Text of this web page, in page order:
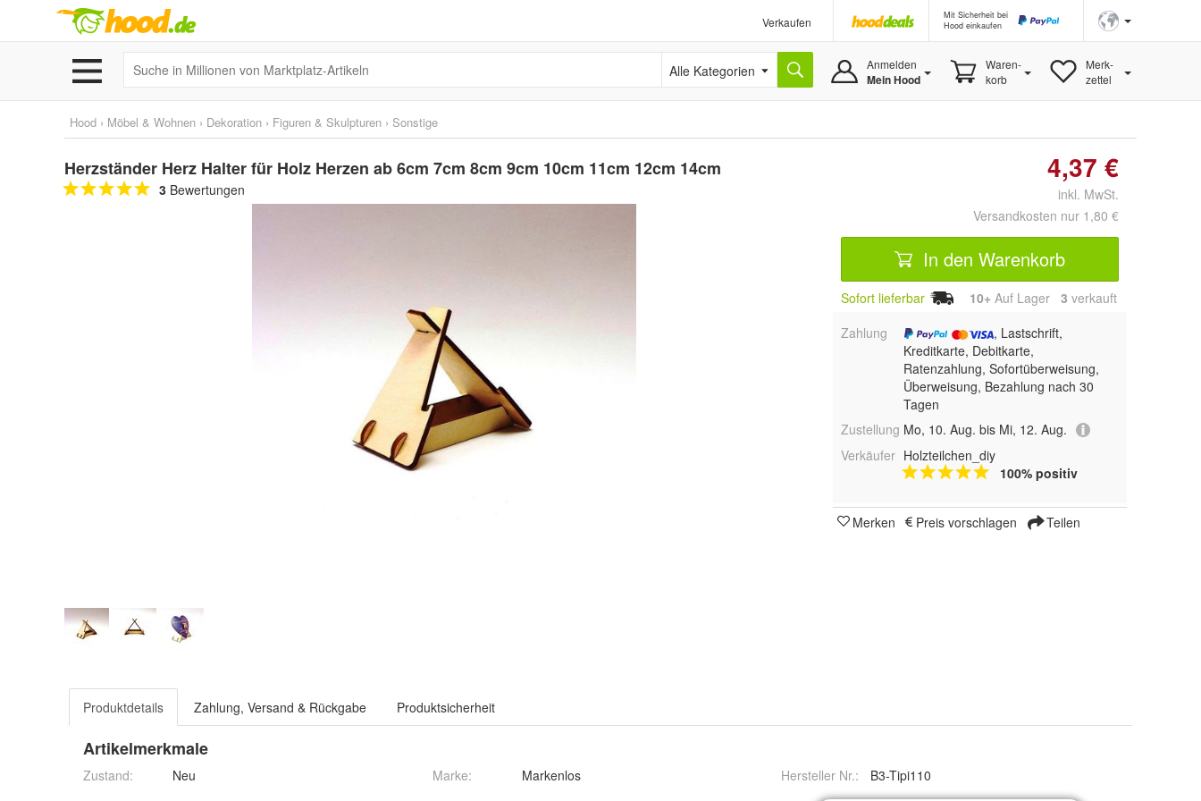
Verkaufen
Mit Sicherheit bei
Hood einkaufen
Alle Kategorien Anmelden
Mein Hood
Waren-
korb
Merk-
zettel
Hood › Möbel & Wohnen › Dekoration › Figuren & Skulpturen › Sonstige
Herzständer Herz Halter für Holz Herzen ab 6cm 7cm 8cm 9cm 10cm 11cm 12cm 14cm
3 Bewertungen
4,37 €
inkl. MwSt.
Versandkosten nur 1,80 €
In den Warenkorb
Sofort lieferbar 10+ Auf Lager 3 verkauft
Zahlung
, Lastschrift,
Kreditkarte, Debitkarte,
Ratenzahlung, Sofortüberweisung,
Überweisung, Bezahlung nach 30
Tagen
Zustellung Mo, 10. Aug. bis Mi, 12. Aug.
Verkäufer Holzteilchen_diy
100% positiv
Merken Preis vorschlagen Teilen
Produktdetails Zahlung, Versand & Rückgabe Produktsicherheit
Artikelmerkmale
Zustand: Neu Marke: Markenlos Hersteller Nr.: B3-Tipi110